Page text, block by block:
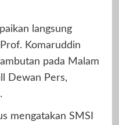
langsung
Komaruddin
pada Malam
Dewan Pers,
mengatakan SMSI